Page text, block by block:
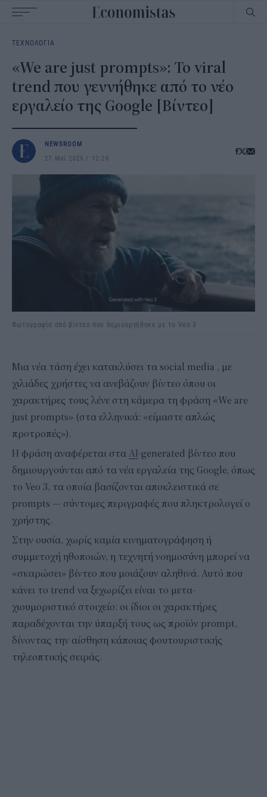
navigation
ΤΕΧΝΟΛΟΓΙΑ
«We are just prompts»: Το viral
trend που γεννήθηκε από το νέο
εργαλείο της Google [Βίντεο]
NEWSROOM
27 Μαΐ 2025
12:28
Φωτογραφία από βίντεο που δημιουργήθηκε με το Veo 3
Μια νέα τάση έχει κατακλύσει τα social media , με
χιλιάδες χρήστες να ανεβάζουν βίντεο όπου οι
χαρακτήρες τους λένε στη κάμερα τη φράση «We are
just prompts» (στα ελληνικά: «είμαστε απλώς
προτροπές»).
Η φράση αναφέρεται στα AI-generated βίντεο που
δημιουργούνται από τα νέα εργαλεία της Google, όπως
το Veo 3, τα οποία βασίζονται αποκλειστικά σε
prompts — σύντομες περιγραφές που πληκτρολογεί ο
χρήστης.
Στην ουσία, χωρίς καμία κινηματογράφηση ή
συμμετοχή ηθοποιών, η τεχνητή νοημοσύνη μπορεί να
«σκαρώσει» βίντεο που μοιάζουν αληθινά. Αυτό που
κάνει το trend να ξεχωρίζει είναι το μετα-
χιουμοριστικό στοιχείο: οι ίδιοι οι χαρακτήρες
παραδέχονται την ύπαρξή τους ως προϊόν prompt,
δίνοντας την αίσθηση κάποιας φουτουριστικής
τηλεοπτικής σειράς.